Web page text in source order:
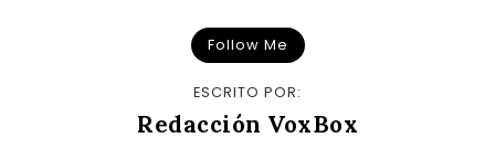
Follow Me
ESCRITO POR:
Redacción VoxBox